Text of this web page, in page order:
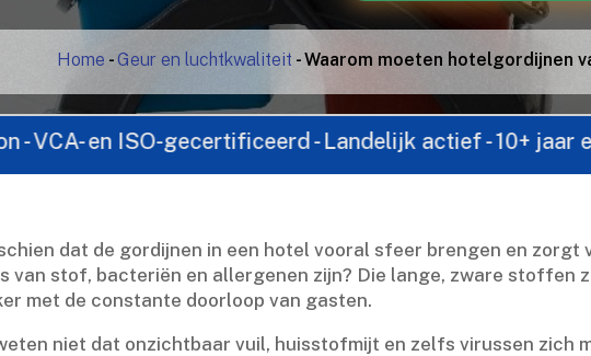
Home -Geur en luchtkwaliteit -Waarom moeten hotelgordijnen
ISO-gecertificeerd - Landelijk actief - 10+ jaar
dat de gordijnen in een hotel vooral sfeer brengen en zorgt
van stof, bacteriën en allergenen zijn? Die lange, zware stoffen
met de constante doorloop van gasten.​
niet dat onzichtbaar vuil, huisstofmijt en zelfs virussen zich